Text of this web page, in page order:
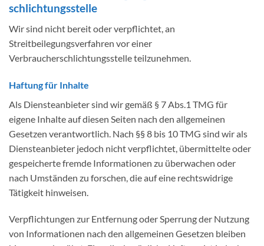
schlichtungs­stelle
Wir sind nicht bereit oder verpflichtet, an
Streitbeilegungsverfahren vor einer
Verbraucherschlichtungsstelle teilzunehmen.
Haftung für Inhalte
Als Diensteanbieter sind wir gemäß § 7 Abs.1 TMG für
eigene Inhalte auf diesen Seiten nach den allgemeinen
Gesetzen verantwortlich. Nach §§ 8 bis 10 TMG sind wir als
Diensteanbieter jedoch nicht verpflichtet, übermittelte oder
gespeicherte fremde Informationen zu überwachen oder
nach Umständen zu forschen, die auf eine rechtswidrige
Tätigkeit hinweisen.
Verpflichtungen zur Entfernung oder Sperrung der Nutzung
von Informationen nach den allgemeinen Gesetzen bleiben